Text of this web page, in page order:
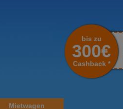
bis zu
300€
Cashback *
Mietwagen